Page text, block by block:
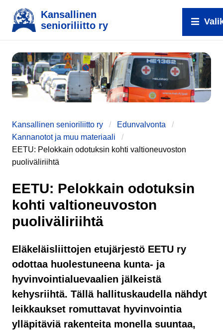
Kansallinen
senioriliitto ry
Kansallinen senioriliitto ry
Edunvalvonta
Kannanotot ja muu materiaali
EETU: Pelokkain odotuksin kohti valtioneuvoston
puoliväliriihtä
EETU: Pelokkain odotuksin
kohti valtioneuvoston
puoliväliriihtä
Eläkeläisliittojen etujärjestö EETU ry
odottaa huolestuneena kunta- ja
hyvinvointialuevaalien jälkeistä
kehysriihtä. Tällä hallituskaudella nähdyt
leikkaukset romuttavat hyvinvointia
ylläpitäviä rakenteita monella suuntaa,